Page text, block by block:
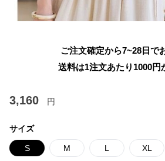
ご注文確定から7~28日で
送料は1注文あたり 1000円
3,160 円
サイズ
S M L XL